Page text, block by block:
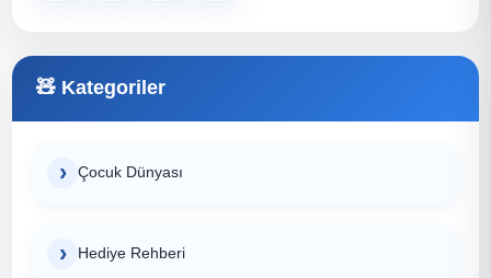
Kategoriler
Çocuk Dünyası
Hediye Rehberi